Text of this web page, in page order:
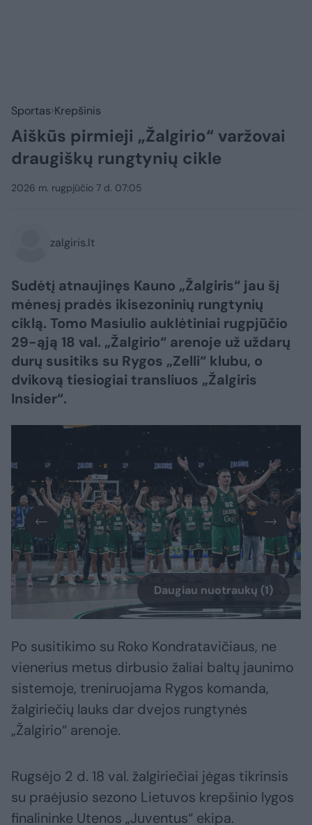
Sportas Krepšinis
Aiškūs pirmieji „Žalgirio“ varžovai
draugiškų rungtynių cikle
2026 m. rugpjūčio 7 d. 07:05
zalgiris.lt
Sudėtį atnaujinęs Kauno „Žalgiris“ jau šį
mėnesį pradės ikisezoninių rungtynių
ciklą. Tomo Masiulio auklėtiniai rugpjūčio
29-ąją 18 val. „Žalgirio“ arenoje už uždarų
durų susitiks su Rygos „Zelli“ klubu, o
dvikovą tiesiogiai transliuos „Žalgiris
Insider“.
Daugiau nuotraukų (1)
Po susitikimo su Roko Kondratavičiaus, ne
vienerius metus dirbusio žaliai baltų jaunimo
sistemoje, treniruojama Rygos komanda,
žalgiriečių lauks dar dvejos rungtynės
„Žalgirio“ arenoje.
Rugsėjo 2 d. 18 val. žalgiriečiai jėgas tikrinsis
su praėjusio sezono Lietuvos krepšinio lygos
finalininke Utenos „Juventus“ ekipa.